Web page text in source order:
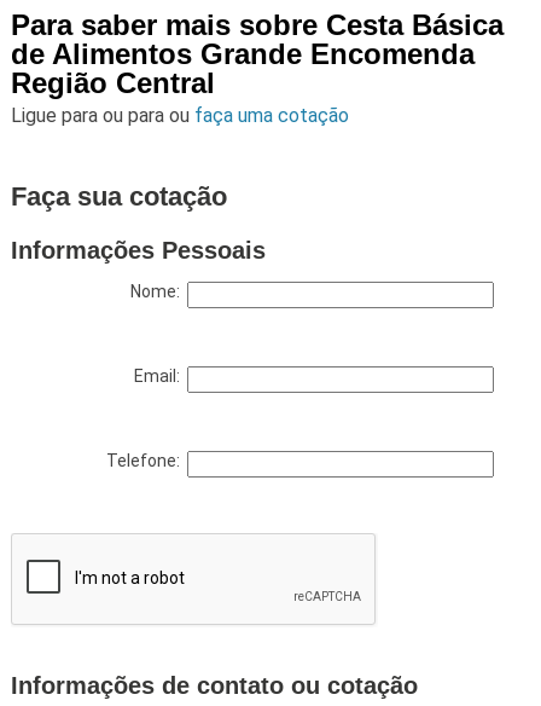
Para saber mais sobre Cesta Básica
de Alimentos Grande Encomenda
Região Central
Ligue para ou para ou faça uma cotação
Faça sua cotação
Informações Pessoais
Nome:
Email:
Telefone:
Informações de contato ou cotação